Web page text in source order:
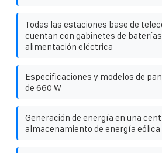
Todas las estaciones base de
cuentan con gabinetes de
alimentación eléctrica
Especificaciones y modelos de
de 660 W
Generación de energía en una
almacenamiento de energía eólica